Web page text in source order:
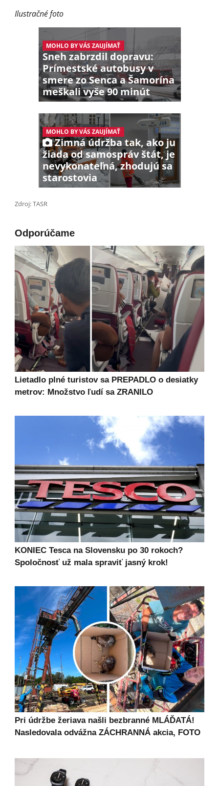
Ilustračné foto
MOHLO BY VÁS ZAUJÍMAŤ
Sneh zabrzdil dopravu:
Prímestské autobusy v
smere zo Senca a Šamorína
meškali vyše 90 minút
MOHLO BY VÁS ZAUJÍMAŤ
Zimná údržba tak, ako ju
žiada od samospráv štát, je
nevykonateľná, zhodujú sa
starostovia
Zdroj: TASR
Odporúčame
Lietadlo plné turistov sa PREPADLO o desiatky
metrov: Množstvo ľudí sa ZRANILO
KONIEC Tesca na Slovensku po 30 rokoch?
Spoločnosť už mala spraviť jasný krok!
Pri údržbe žeriava našli bezbranné MLÁĎATÁ!
Nasledovala odvážna ZÁCHRANNÁ akcia, FOTO